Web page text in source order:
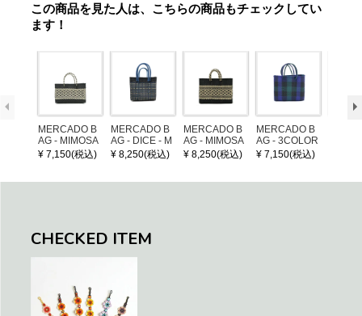
この商品を見た人は、こちらの商品もチェックしてい
ます！
MERCADO B
AG - MIMOSA
- Black / Crea
m (SHORT X
¥ 7,150(税込)
MERCADO B
AG - DICE - M
OSAIC - Black
/ Cream / Meta
¥ 8,250(税込)
MERCADO B
AG - MIMOSA
- Black / Crea
m (SHORT S)
¥ 8,250(税込)
MERCADO B
AG - 3COLOR
S CHECK - Bl
ack / Dark Gre
¥ 7,150(税込)
CHECKED ITEM